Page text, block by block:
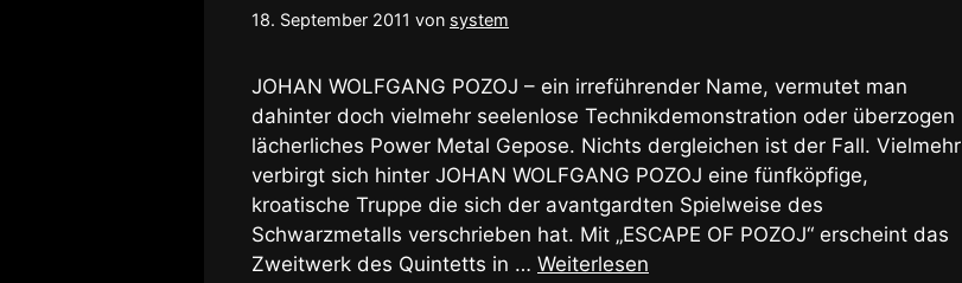
18. September 2011 von system
JOHAN WOLFGANG POZOJ – ein irreführender Name, vermutet man
dahinter doch vielmehr seelenlose Technikdemonstration oder überzogen
lächerliches Power Metal Gepose. Nichts dergleichen ist der Fall. Vielmehr
verbirgt sich hinter JOHAN WOLFGANG POZOJ eine fünfköpfige,
kroatische Truppe die sich der avantgardten Spielweise des
Schwarzmetalls verschrieben hat. Mit „ESCAPE OF POZOJ“ erscheint das
Zweitwerk des Quintetts in … Weiterlesen